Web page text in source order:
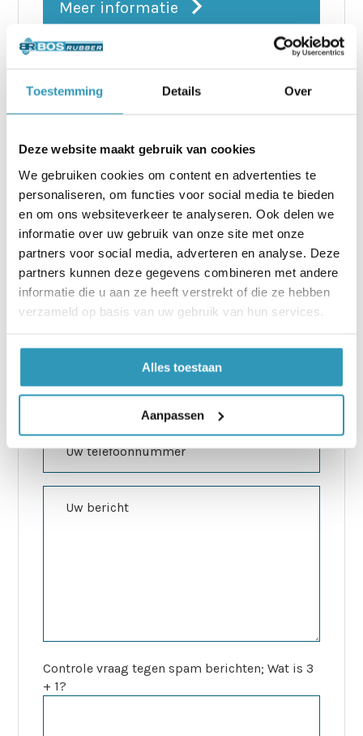
Toestemming Details Over
Deze website maakt gebruik van cookies
We gebruiken cookies om content en advertenties te
personaliseren, om functies voor social media te bieden
en om ons websiteverkeer te analyseren. Ook delen we
informatie over uw gebruik van onze site met onze
partners voor social media, adverteren en analyse. Deze
partners kunnen deze gegevens combineren met andere
informatie die u aan ze heeft verstrekt of die ze hebben
verzameld op basis van uw gebruik van hun services.
Alles toestaan
Aanpassen
Meer informatie
Meer informatie?
Wilt u meer weten over dit product? Neem
vrijblijvend contact op met Bos Rubber. Bel
(0224) 57 14 68 of maak gebruik van
onderstaand formulier.
Controle vraag tegen spam berichten; Wat is 3
+ 1?